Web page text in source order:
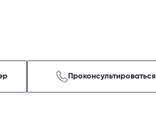
Проконсультироваться